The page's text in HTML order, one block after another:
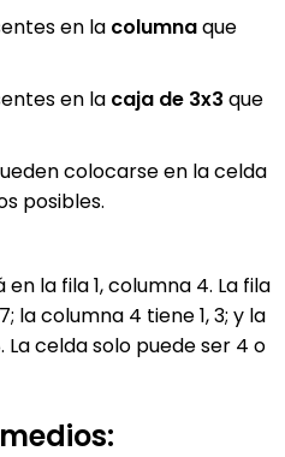
en la columnaque
en la caja de 3x3 que
colocarse en la celda
posibles.
la fila 1, columna 4. La fila
la columna 4 tiene 1, 3; y la
La celda solo puede ser 4 o